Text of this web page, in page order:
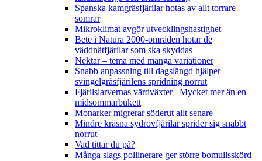
Spanska kamgräsfjärilar hotas av allt torrare
somrar
Mikroklimat avgör utvecklingshastighet
Bete i Natura 2000-områden hotar de
väddnätfjärilar som ska skyddas
Nektar – tema med många variationer
Snabb anpassning till dagslängd hjälper
svingelgräsfjärilens spridning norrut
Fjärilslarvernas värdväxter– Mycket mer än en
midsommarbukett
Monarker migrerar söderut allt senare
Mindre kräsna sydrovfjärilar sprider sig snabbt
norrut
Vad tittar du på?
Många slags pollinerare ger större bomullsskörd